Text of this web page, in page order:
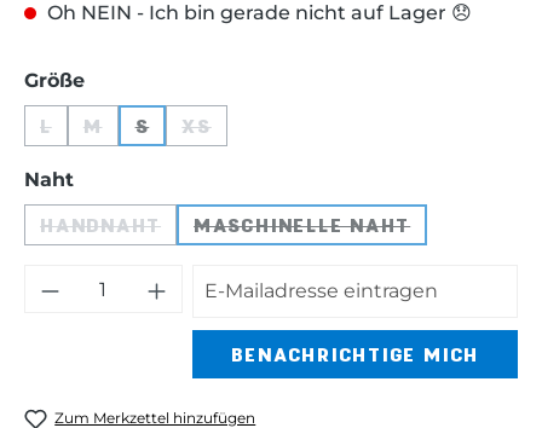
Oh NEIN - Ich bin gerade nicht auf Lager 😞
Größeauswählen
L
(DIESE OPTION IST ZURZEIT NICHT VERFÜGBAR.)
M
(DIESE OPTION IST ZURZEIT NICHT
S
(DIESE OPTION IST ZURZEIT NICHT
XS
(DIESE OPTION IST ZURZEIT
Nahtauswählen
HANDNAHT
(DIESE OPTION IST ZURZEIT NICHT
MASCHINELLE NAHT
(DIESE OPTION IST
BENACHRICHTIGE MICH
Zum Merkzettel hinzufügen